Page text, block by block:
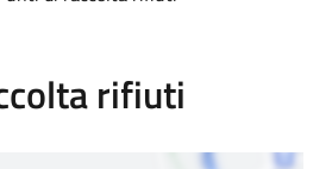
rifiuti